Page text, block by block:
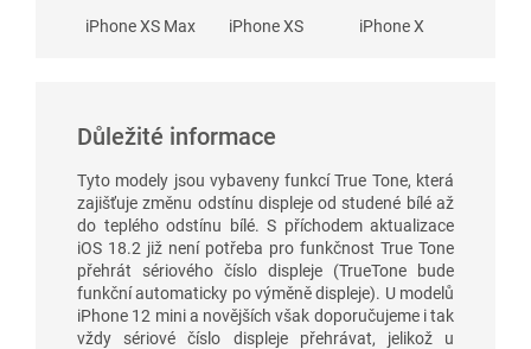
iPhone XS Max
iPhone XS iPhone X
Důležité informace
Tyto modely jsou vybaveny funkcí True Tone, která
zajišťuje změnu odstínu displeje od studené bílé až
do teplého odstínu bílé. S příchodem aktualizace
iOS 18.2 již není potřeba pro funkčnost True Tone
přehrát sériového číslo displeje (TrueTone bude
funkční automaticky po výměně displeje). U modelů
iPhone 12 mini a novějších však doporučujeme i tak
vždy sériové číslo displeje přehrávat, jelikož u